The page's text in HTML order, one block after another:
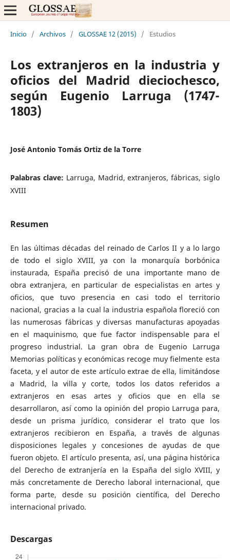
Inicio / Archivos / GLOSSAE 12 (2015) / Estudios
Los extranjeros en la industria y
oficios del Madrid dieciochesco,
según Eugenio Larruga (1747-
1803)
José Antonio Tomás Ortiz de la Torre
Palabras clave: Larruga, Madrid, extranjeros, fábricas, siglo
XVIII
Resumen
En las últimas décadas del reinado de Carlos II y a lo largo
de todo el siglo XVIII, ya con la monarquía borbónica
instaurada, España precisó de una importante mano de
obra extranjera, en particular de especialistas en artes y
oficios, que tuvo presencia en casi todo el territorio
nacional, gracias a la cual la industria española floreció con
las numerosas fábricas y diversas manufacturas apoyadas
en el maquinismo, que fue factor indispensable para el
progreso industrial. La gran obra de Eugenio Larruga
Memorias políticas y económicas recoge muy fielmente esta
faceta, y el autor de este artículo extrae de ella, limitándose
a Madrid, la villa y corte, todos los datos referidos a
extranjeros en esas artes y oficios que en ella se
desarrollaron, así como la opinión del propio Larruga para,
desde un prisma jurídico, considerar el trato que los
extranjeros recibieron en España, a través de algunas
disposiciones legales y concesiones de ayudas de que
fueron objeto. El artículo presenta, así, una página histórica
del Derecho de extranjería en la España del siglo XVIII, y
más concretamente de Derecho laboral internacional, que
forma parte, desde su posición científica, del Derecho
internacional privado.
Descargas